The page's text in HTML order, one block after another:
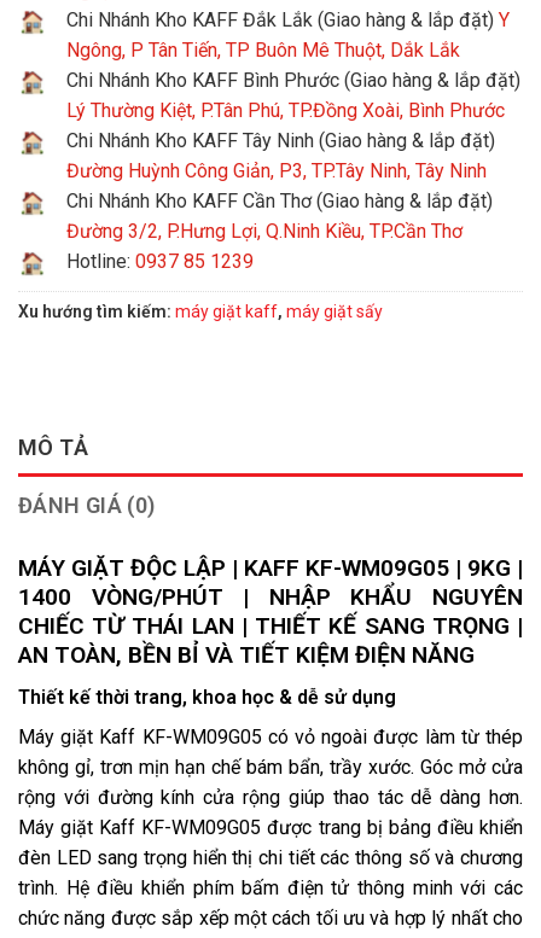
Chi Nhánh Kho KAFF Đắk Lắk (Giao hàng & lắp đặt) Y
Ngông, P Tân Tiến, TP Buôn Mê Thuột, Dắk Lắk
Chi Nhánh Kho KAFF Bình Phước (Giao hàng & lắp đặt)
Lý Thường Kiệt, P.Tân Phú, TP.Đồng Xoài, Bình Phước
Chi Nhánh Kho KAFF Tây Ninh (Giao hàng & lắp đặt)
Đường Huỳnh Công Giản, P3, TP.Tây Ninh, Tây Ninh
Chi Nhánh Kho KAFF Cần Thơ (Giao hàng & lắp đặt)
Đường 3/2, P.Hưng Lợi, Q.Ninh Kiều, TP.Cần Thơ
Hotline: 0937 85 1239
Xu hướng tìm kiếm: máy giặt kaff, máy giặt sấy
MÔ TẢ
ĐÁNH GIÁ (0)
MÁY GIẶT ĐỘC LẬP | KAFF KF-WM09G05 | 9KG |
1400 VÒNG/PHÚT | NHẬP KHẨU NGUYÊN
CHIẾC TỪ THÁI LAN | THIẾT KẾ SANG TRỌNG |
AN TOÀN, BỀN BỈ VÀ TIẾT KIỆM ĐIỆN NĂNG
Thiết kế thời trang, khoa học & dễ sử dụng
Máy giặt Kaff KF-WM09G05 có vỏ ngoài được làm từ thép
không gỉ, trơn mịn hạn chế bám bẩn, trầy xước. Góc mở cửa
rộng với đường kính cửa rộng giúp thao tác dễ dàng hơn.
Máy giặt Kaff KF-WM09G05 được trang bị bảng điều khiển
đèn LED sang trọng hiển thị chi tiết các thông số và chương
trình. Hệ điều khiển phím bấm điện tử thông minh với các
chức năng được sắp xếp một cách tối ưu và hợp lý nhất cho